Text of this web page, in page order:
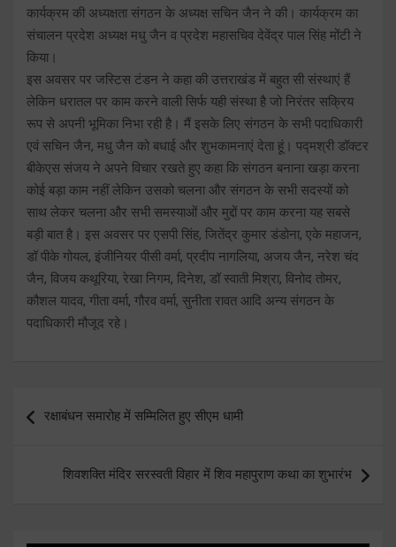
कार्यक्रम की अध्यक्षता संगठन के अध्यक्ष सचिन जैन ने की। कार्यक्रम का
संचालन प्रदेश अध्यक्ष मधु जैन व प्रदेश महासचिव देवेंद्र पाल सिंह मोंटी ने
किया।
इस अवसर पर जस्टिस टंडन ने कहा की उत्तराखंड में बहुत सी संस्थाएं हैं
लेकिन धरातल पर काम करने वाली सिर्फ यही संस्था है जो निरंतर सक्रिय
रूप से अपनी भूमिका निभा रही है। मैं इसके लिए संगठन के सभी पदाधिकारी
एवं सचिन जैन, मधु जैन को बधाई और शुभकामनाएं देता हूं। पद्मश्री डॉक्टर
बीकेएस संजय ने अपने विचार रखते हुए कहा कि संगठन बनाना खड़ा करना
कोई बड़ा काम नहीं लेकिन उसको चलना और संगठन के सभी सदस्यों को
साथ लेकर चलना और सभी समस्याओं और मुद्दों पर काम करना यह सबसे
बड़ी बात है। इस अवसर पर एसपी सिंह, जितेंद्र कुमार डंडोना, एके महाजन,
डॉ पीके गोयल, इंजीनियर पीसी वर्मा, प्रदीप नागलिया, अजय जैन, नरेश चंद
जैन, विजय कथूरिया, रेखा निगम, दिनेश, डॉ स्वाती मिश्रा, विनोद तोमर,
कौशल यादव, गीता वर्मा, गौरव वर्मा, सुनीता रावत आदि अन्य संगठन के
पदाधिकारी मौजूद रहे।
navigation
रक्षाबंधन समारोह में सम्मिलित हुए सीएम धामी
शिवशक्ति मंदिर सरस्वती विहार में शिव महापुराण कथा का शुभारंभ